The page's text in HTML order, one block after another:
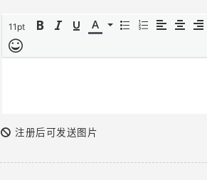
11pt
注册后可发送图片